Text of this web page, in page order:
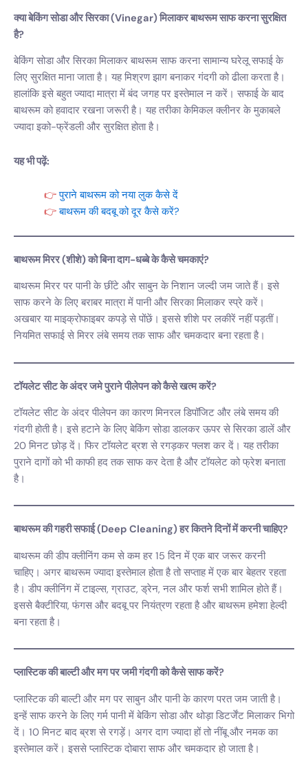
क्या बेकिंग सोडा और सिरका (Vinegar) मिलाकर बाथरूम साफ करना सुरक्षित
है?
बेकिंग सोडा और सिरका मिलाकर बाथरूम साफ करना सामान्य घरेलू सफाई के
लिए सुरक्षित माना जाता है। यह मिश्रण झाग बनाकर गंदगी को ढीला करता है।
हालांकि इसे बहुत ज्यादा मात्रा में बंद जगह पर इस्तेमाल न करें। सफाई के बाद
बाथरूम को हवादार रखना जरूरी है। यह तरीका केमिकल क्लीनर के मुकाबले
ज्यादा इको-फ्रेंडली और सुरक्षित होता है।
यह भी पढ़ें:
पुराने बाथरूम को नया लुक कैसे दें
बाथरूम की बदबू को दूर कैसे करें?
बाथरूम मिरर (शीशे) को बिना दाग-धब्बे के कैसे चमकाएं?
बाथरूम मिरर पर पानी के छींटे और साबुन के निशान जल्दी जम जाते हैं। इसे
साफ करने के लिए बराबर मात्रा में पानी और सिरका मिलाकर स्प्रे करें।
अखबार या माइक्रोफाइबर कपड़े से पोंछें। इससे शीशे पर लकीरें नहीं पड़तीं।
नियमित सफाई से मिरर लंबे समय तक साफ और चमकदार बना रहता है।
टॉयलेट सीट के अंदर जमे पुराने पीलेपन को कैसे खत्म करें?
टॉयलेट सीट के अंदर पीलेपन का कारण मिनरल डिपॉजिट और लंबे समय की
गंदगी होती है। इसे हटाने के लिए बेकिंग सोडा डालकर ऊपर से सिरका डालें और
20 मिनट छोड़ दें। फिर टॉयलेट ब्रश से रगड़कर फ्लश कर दें। यह तरीका
पुराने दागों को भी काफी हद तक साफ कर देता है और टॉयलेट को फ्रेश बनाता
है।
बाथरूम की गहरी सफाई (Deep Cleaning) हर कितने दिनों में करनी चाहिए?
बाथरूम की डीप क्लीनिंग कम से कम हर 15 दिन में एक बार जरूर करनी
चाहिए। अगर बाथरूम ज्यादा इस्तेमाल होता है तो सप्ताह में एक बार बेहतर रहता
है। डीप क्लीनिंग में टाइल्स, ग्राउट, ड्रेन, नल और फर्श सभी शामिल होते हैं।
इससे बैक्टीरिया, फंगस और बदबू पर नियंत्रण रहता है और बाथरूम हमेशा हेल्दी
बना रहता है।
प्लास्टिक की बाल्टी और मग पर जमी गंदगी को कैसे साफ करें?
प्लास्टिक की बाल्टी और मग पर साबुन और पानी के कारण परत जम जाती है।
इन्हें साफ करने के लिए गर्म पानी में बेकिंग सोडा और थोड़ा डिटर्जेंट मिलाकर भिगो
दें। 10 मिनट बाद ब्रश से रगड़ें। अगर दाग ज्यादा हों तो नींबू और नमक का
इस्तेमाल करें। इससे प्लास्टिक दोबारा साफ और चमकदार हो जाता है।